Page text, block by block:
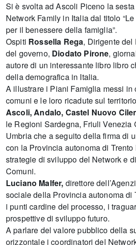
Si è svolta ad Ascoli Piceno la
Network Family in Italia dal titolo
per il benessere della famiglia”.
Ospiti Rossella Rega, Dirigente
del governo, Diodato Pirone,
autore di un interessante libro libro
della demografica in Italia.
A illustrare i Piani Famiglia messi in
comuni e le loro ricadute sul territorio
Ascoli, Andalo, Castel Nuovo
le Regioni Sardegna, Friuli Venezia
Umbria che a seguito della firma di
con la Provincia autonoma di
strategie di sviluppo del Network e
Comuni.
Luciano Malfer, direttore
sociale della Provincia autonoma di
i punti cardine del processo, i
prospettive di sviluppo futuro.
A parlare del valore pubblico della
orizzontale i coordinatori del